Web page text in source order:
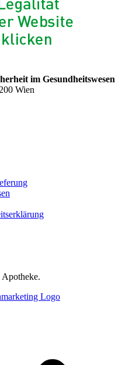
im Gesundheitswesen
Wien